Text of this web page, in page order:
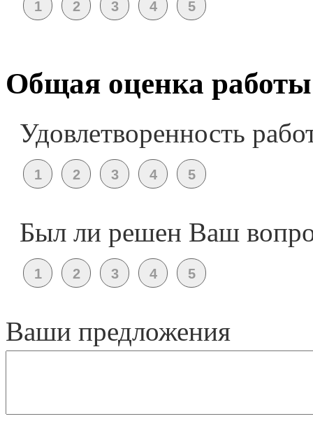
Общая оценка
Удовлетворенность
Был ли решен Ваш
Ваши предложения